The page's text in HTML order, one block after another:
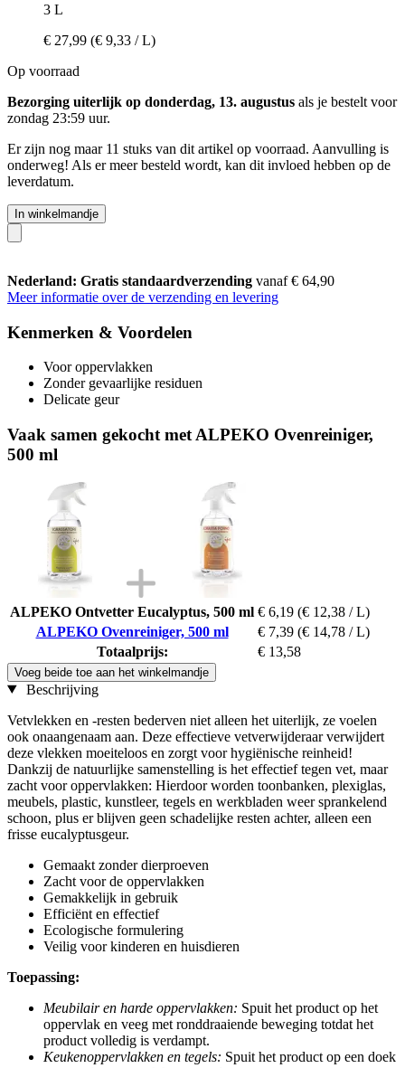
3 L
€ 27,99 (€ 9,33 / L)
Op voorraad
Bezorging uiterlijk op donderdag, 13. augustus als je bestelt voor
zondag 23:59 uur.
Er zijn nog maar 11 stuks van dit artikel op voorraad. Aanvulling is
onderweg! Als er meer besteld wordt, kan dit invloed hebben op de
leverdatum.
In winkelmandje
Nederland: Gratis standaardverzending vanaf € 64,90
Meer informatie over de verzending en levering
Kenmerken & Voordelen
Voor oppervlakken
Zonder gevaarlijke residuen
Delicate geur
Vaak samen gekocht met ALPEKO Ovenreiniger,
500 ml
ALPEKO Ontvetter Eucalyptus, 500 ml € 6,19 (€ 12,38 / L)
ALPEKO Ovenreiniger, 500 ml
€ 7,39 (€ 14,78 / L)
Totaalprijs:
€ 13,58
Voeg beide toe aan het winkelmandje
Beschrijving
Vetvlekken en -resten bederven niet alleen het uiterlijk, ze voelen
ook onaangenaam aan. Deze effectieve vetverwijderaar verwijdert
deze vlekken moeiteloos en zorgt voor hygiënische reinheid!
Dankzij de natuurlijke samenstelling is het effectief tegen vet, maar
zacht voor oppervlakken: Hierdoor worden toonbanken, plexiglas,
meubels, plastic, kunstleer, tegels en werkbladen weer sprankelend
schoon, plus er blijven geen schadelijke resten achter, alleen een
frisse eucalyptusgeur.
Gemaakt zonder dierproeven
Zacht voor de oppervlakken
Gemakkelijk in gebruik
Efficiënt en effectief
Ecologische formulering
Veilig voor kinderen en huisdieren
Toepassing:
Meubilair en harde oppervlakken: Spuit het product op het
oppervlak en veeg met ronddraaiende beweging totdat het
product volledig is verdampt.
Keukenoppervlakken en tegels: Spuit het product op een doek